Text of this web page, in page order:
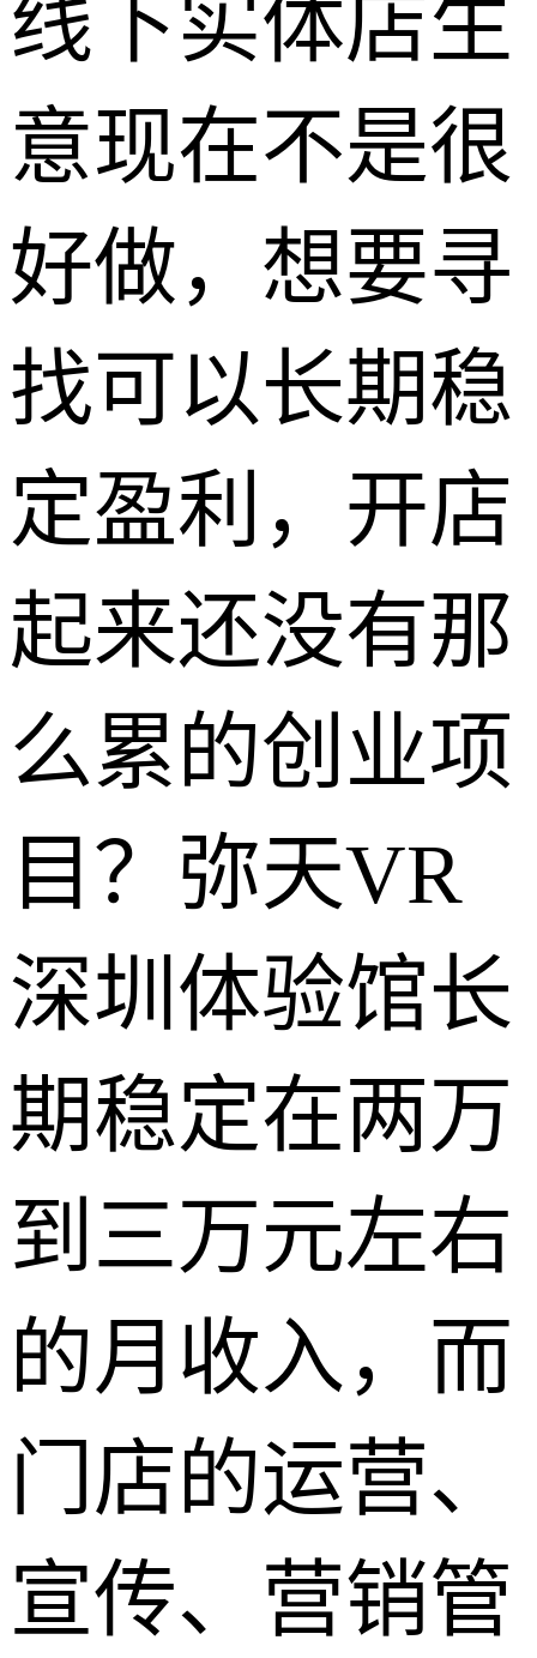
线下实体店生
意现在不是很
好做，想要寻
找可以长期稳
定盈利，开店
起来还没有那
么累的创业项
目？弥天VR
深圳体验馆长
期稳定在两万
到三万元左右
的月收入，而
门店的运营、
宣传、营销管